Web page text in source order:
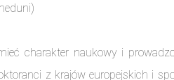
charakter naukowy i
z krajów europejskich i